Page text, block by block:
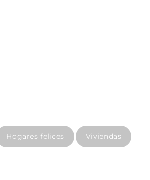
Hogares felices Viviendas